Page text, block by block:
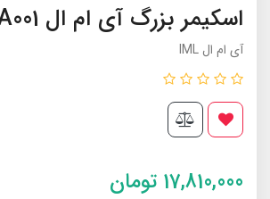
اسکیمر بزرگ آی ام ال IML A001
آی ام ال IML
17,810,000 تومان